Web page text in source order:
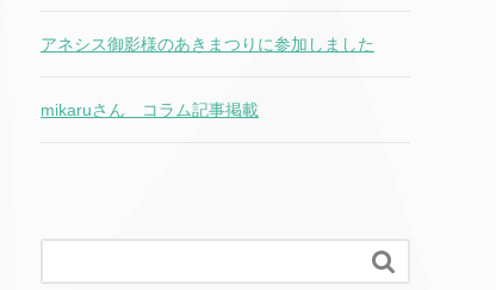
アネシス御影様のあきまつりに参加しました
mikaruさん コラム記事掲載
